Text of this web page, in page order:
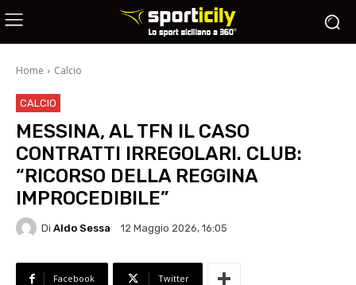
Home Calcio
CALCIO
MESSINA, AL TFN IL CASO
CONTRATTI IRREGOLARI. CLUB:
“RICORSO DELLA REGGINA
IMPROCEDIBILE”
Di Aldo Sessa 12 Maggio 2026, 16:05
Facebook Twitter